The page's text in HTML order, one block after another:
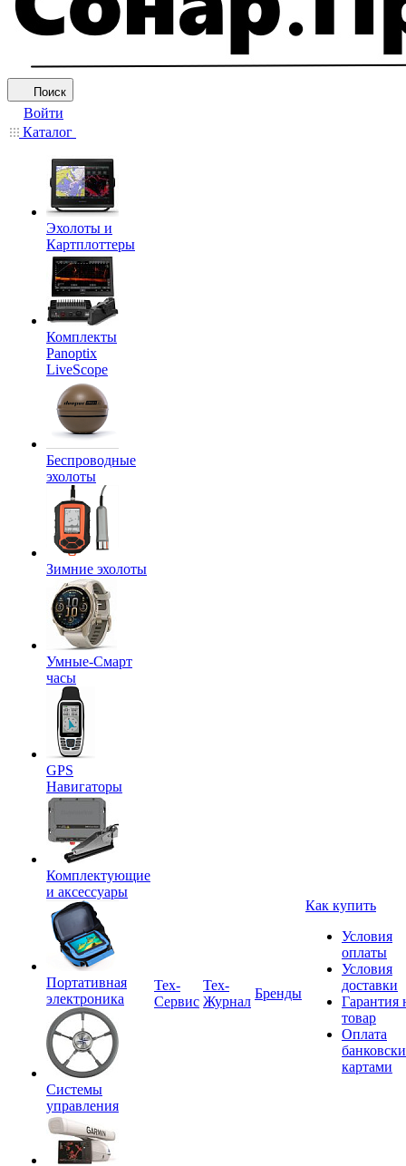
Поиск
Войти
Каталог
Эхолоты и
Картплоттеры
Комплекты
Panoptix
LiveScope
Беспроводные
эхолоты
Зимние эхолоты
Умные-Смарт
часы
GPS
Навигаторы
Комплектующие
и аксессуары
Портативная
электроника
Системы
управления
Tex-
Сервис
Тех-
Журнал
Бренды
Как купить
Условия
оплаты
Условия
доставки
Гарантия
товар
Оплата
картами